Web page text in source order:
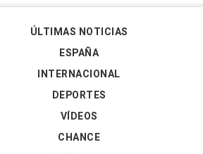
ÚLTIMAS NOTICIAS
ESPAÑA
INTERNACIONAL
DEPORTES
VÍDEOS
CHANCE